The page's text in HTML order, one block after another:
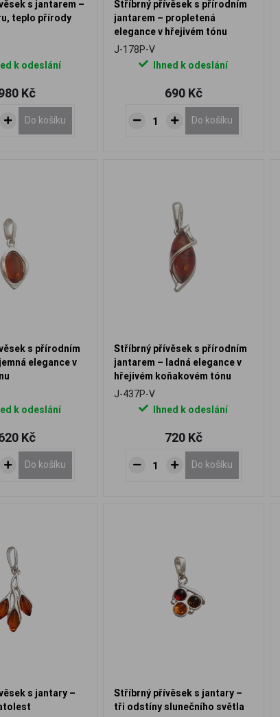
s jantarem –
teplo přírody
k odeslání
Kč
Do košíku
Stříbrný přívěsek s přírodním
jantarem – propletená
elegance v hřejivém tónu
J-178P-V
Ihned k odeslání
690 Kč
Do košíku
s přírodním
elegance v
k odeslání
Kč
Do košíku
Stříbrný přívěsek s přírodním
jantarem – ladná elegance v
hřejivém koňakovém tónu
J-437P-V
Ihned k odeslání
720 Kč
Do košíku
s jantary –
Stříbrný přívěsek s jantary –
tři odstíny slunečního světla